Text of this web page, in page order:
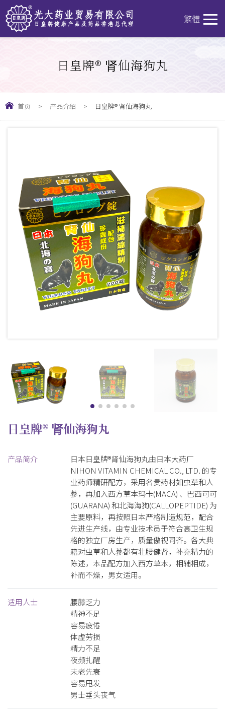
繁體
日皇牌® 肾仙海狗丸
首页 > 产品介绍 > 日皇牌® 肾仙海狗丸
日皇牌® 肾仙海狗丸
产品简介
日本日皇牌®肾仙海狗丸由日本大药厂
NIHON VITAMIN CHEMICAL CO., LTD. 的专
业药师精研配方，采用名贵药材如虫草和人
蔘，再加入西方草本玛卡(MACA) 、巴西可可
(GUARANA) 和北海海狗(CALLOPEPTIDE) 为
主要原料，再按照日本严格制造规范，配合
先进生产线，由专业技术员于符合高卫生规
格的独立厂房生产，质量傲视同齐。各大典
籍对虫草和人蔘都有壮腰健肾，补充精力的
陈述，本品配方加入西方草本，相辅相成，
补而不燥，男女适用。
适用人士
腰膝乏力
精神不足
容易疲倦
体虚劳损
精力不足
夜频扎醒
未老先衰
容易甩发
男士垂头丧气